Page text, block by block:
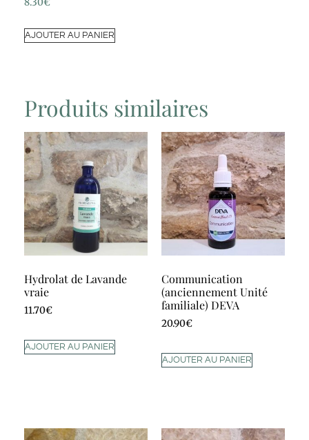
AJOUTER AU PANIER
Produits similaires
Hydrolat de Lavande
vraie
11.70€
AJOUTER AU PANIER
Communication
(anciennement Unité
familiale) DEVA
20.90€
AJOUTER AU PANIER